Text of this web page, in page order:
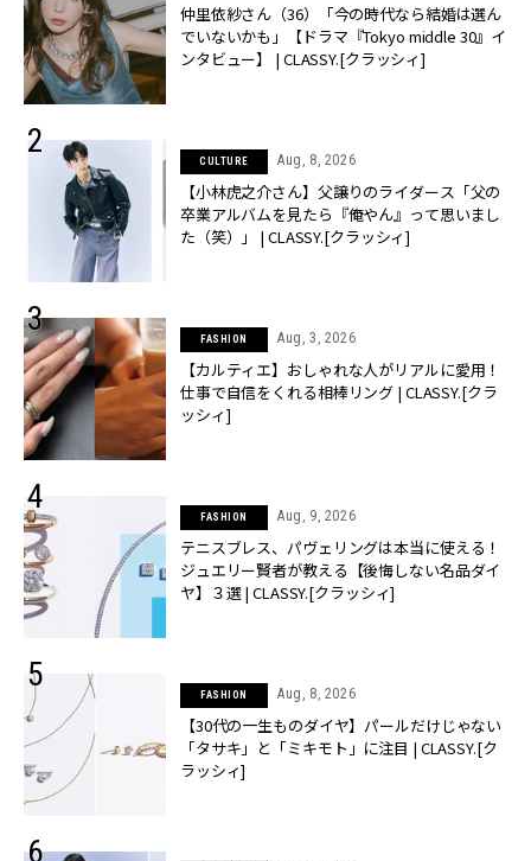
仲里依紗さん（36）「今の時代なら結婚は選ん
でいないかも」【ドラマ『Tokyo middle 30』イ
ンタビュー】 | CLASSY.[クラッシィ]
CULTURE Aug, 8, 2026
【小林虎之介さん】父譲りのライダース「父の
卒業アルバムを見たら『俺やん』って思いまし
た（笑）」 | CLASSY.[クラッシィ]
FASHION Aug, 3, 2026
【カルティエ】おしゃれな人がリアルに愛用！
仕事で自信をくれる相棒リング | CLASSY.[クラ
ッシィ]
FASHION Aug, 9, 2026
テニスブレス、パヴェリングは本当に使える！
ジュエリー賢者が教える【後悔しない名品ダイ
ヤ】３選 | CLASSY.[クラッシィ]
FASHION Aug, 8, 2026
【30代の一生ものダイヤ】パールだけじゃない
「タサキ」と「ミキモト」に注目 | CLASSY.[ク
ラッシィ]